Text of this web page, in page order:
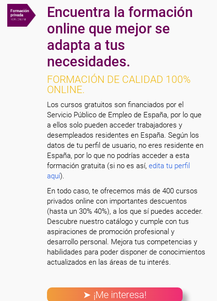
Encuentra la formación
online que mejor se
adapta a tus
necesidades.
FORMACIÓN DE CALIDAD 100%
ONLINE.
Los cursos gratuitos son financiados por el
Servicio Público de Empleo de España, por lo que
a ellos solo pueden acceder trabajadores y
desempleados residentes en España. Según los
datos de tu perfil de usuario, no eres residente en
España, por lo que no podrías acceder a esta
formación gratuita (si no es así,edita tu perfil
aquí).
En todo caso, te ofrecemos más de 400 cursos
privados online con importantes descuentos
(hasta un 30% 40%), a los que sí puedes acceder.
Descubre nuestro catálogo y cumple con tus
aspiraciones de promoción profesional y
desarrollo personal. Mejora tus competencias y
habilidades para poder disponer de conocimientos
actualizados en las áreas de tu interés.
➤ ¡Me interesa!